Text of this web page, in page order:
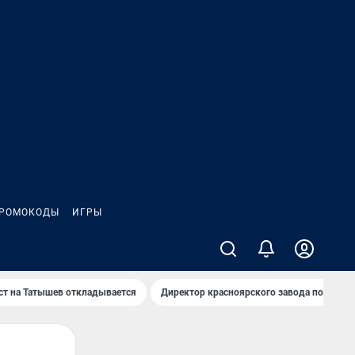
ИГРЫ
на Татышев откладывается Директор красноярского завода под